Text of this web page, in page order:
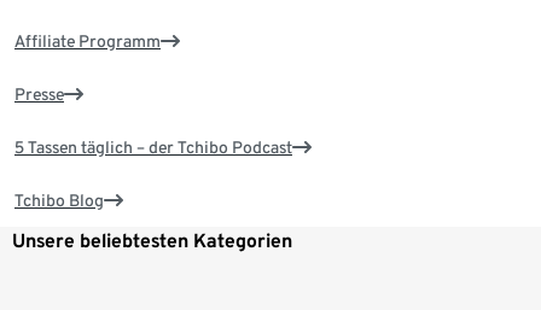
Affiliate Programm
Presse
5 Tassen täglich – der Tchibo Podcast
Tchibo Blog
Unsere beliebtesten Kategorien